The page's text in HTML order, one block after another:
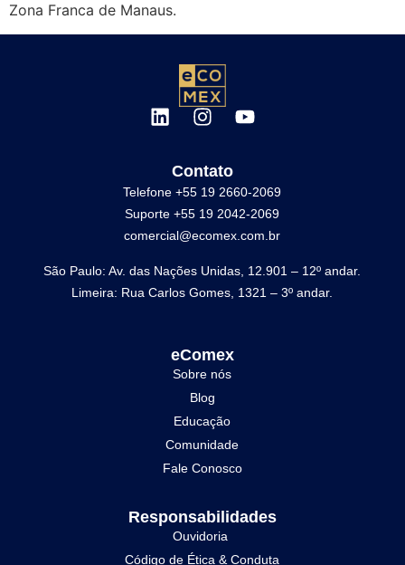
Zona Franca de Manaus.
Contato
Telefone +55 19 2660-2069
Suporte +55 19 2042-2069
comercial@ecomex.com.br
São Paulo: Av. das Nações Unidas, 12.901 – 12º andar.
Limeira: Rua Carlos Gomes, 1321 – 3º andar.
eComex
Sobre nós
Blog
Educação
Comunidade
Fale Conosco
Responsabilidades
Ouvidoria
Código de Ética & Conduta